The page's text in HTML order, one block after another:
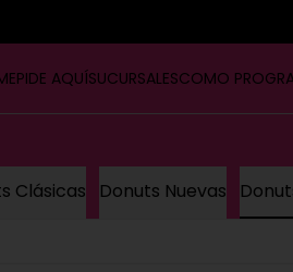
PIDE AQUÍSUCURSALESCOMO
Clásicas Donuts Nuevas